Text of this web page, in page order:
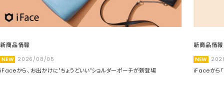
新商品情報
NEW 2026/08/05
iFaceから、お出かけに"ちょうどいい"ショルダーポーチが新登場
新商品情報
NEW
iFaceから